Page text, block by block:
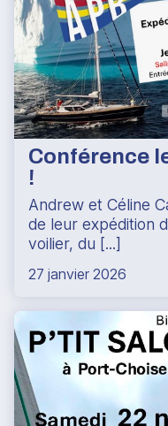
Conférence
!
Andrew et Céline
de leur expédition
voilier, du [...]
27 janvier 2026